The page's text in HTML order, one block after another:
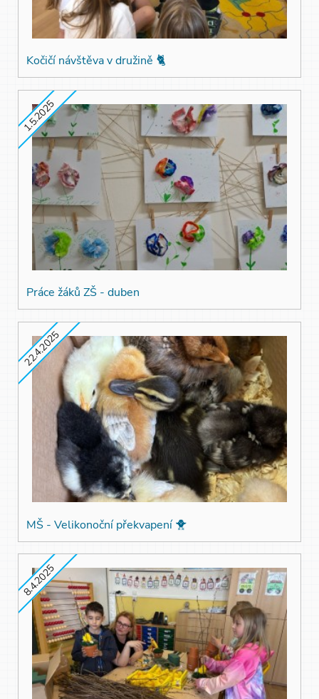
Kočičí návštěva v družině 🐈
1.5.2025
Práce žáků ZŠ - duben
22.4.2025
MŠ - Velikonoční překvapení 🐥
8.4.2025